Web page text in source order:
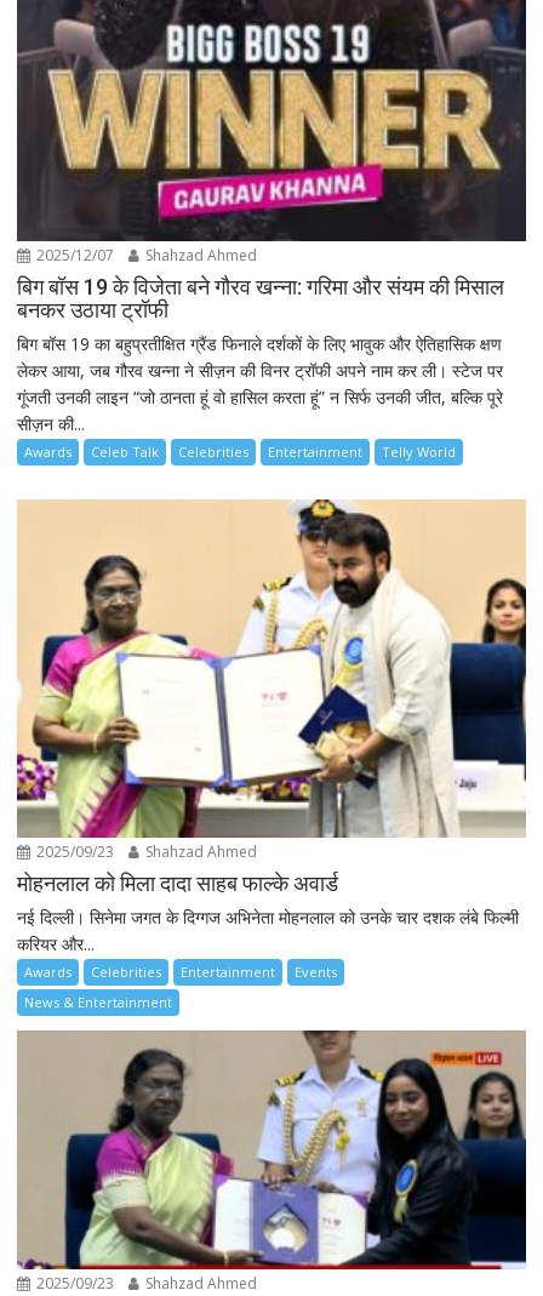
2025/12/07 Shahzad Ahmed
बिग बॉस 19 के विजेता बने गौरव खन्ना: गरिमा और संयम की मिसाल
बनकर उठाया ट्रॉफी
बिग बॉस 19 का बहुप्रतीक्षित ग्रैंड फिनाले दर्शकों के लिए भावुक और ऐतिहासिक क्षण
लेकर आया, जब गौरव खन्ना ने सीज़न की विनर ट्रॉफी अपने नाम कर ली। स्टेज पर
गूंजती उनकी लाइन “जो ठानता हूं वो हासिल करता हूं” न सिर्फ उनकी जीत, बल्कि पूरे
सीज़न की...
Awards Celeb Talk Celebrities Entertainment Telly World
2025/09/23 Shahzad Ahmed
मोहनलाल को मिला दादा साहब फाल्के अवार्ड
नई दिल्ली। सिनेमा जगत के दिग्गज अभिनेता मोहनलाल को उनके चार दशक लंबे फिल्मी
करियर और...
Awards Celebrities Entertainment
Events
News & Entertainment
2025/09/23 Shahzad Ahmed